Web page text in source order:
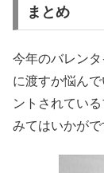
まとめ
今年のバレン
に渡すか悩ん
ントされてい
みてはいかがで